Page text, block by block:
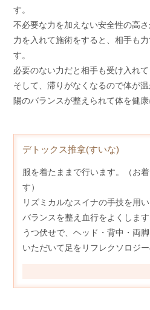
す。
不必要な力を加えない安全性の高さ
力を入れて施術をすると、相手も
す。
必要のない力だと相手も受け入れて
そして、滞りがなくなるので体が
陽のバランスが整えられて体を健康
デトックス推拿(すいな)
服を着たままで行います。（お
す）
リズミカルなスイナの手技を用
バランスを整え血行をよくします
うつ伏せで、ヘッド・背中・両
いただいて足をリフレクソロジ